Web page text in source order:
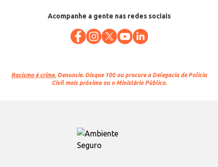
Acompanhe a gente nas redes sociais
Racismo é crime. Denuncie. Disque 100 ou procure a Delegacia de Polícia
Civil mais próxima ou o Ministério Público.